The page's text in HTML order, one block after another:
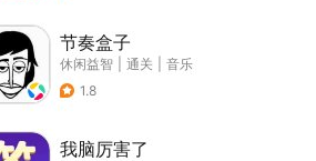
节奏盒子
休闲益智 通关
音乐
1.8
我脑厉害了